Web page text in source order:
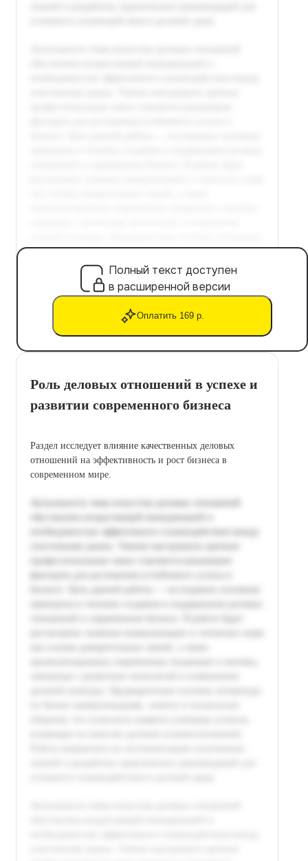
Полный текст доступен
в расширенной версии
Оплатить 169 р.
Роль деловых отношений в успехе и
развитии современного бизнеса
Раздел исследует влияние качественных деловых
отношений на эффективность и рост бизнеса в
современном мире.